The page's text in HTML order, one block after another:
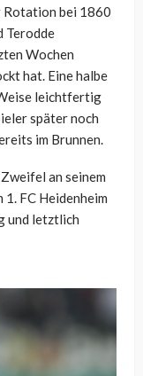
Rotation bei 1860
Terodde
Wochen
hat. Eine halbe
leichtfertig
später noch
im Brunnen.
an seinem
FC Heidenheim
und letztlich